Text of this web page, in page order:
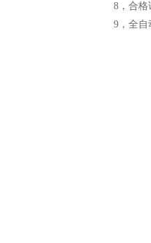
8， 合格
9， 全自